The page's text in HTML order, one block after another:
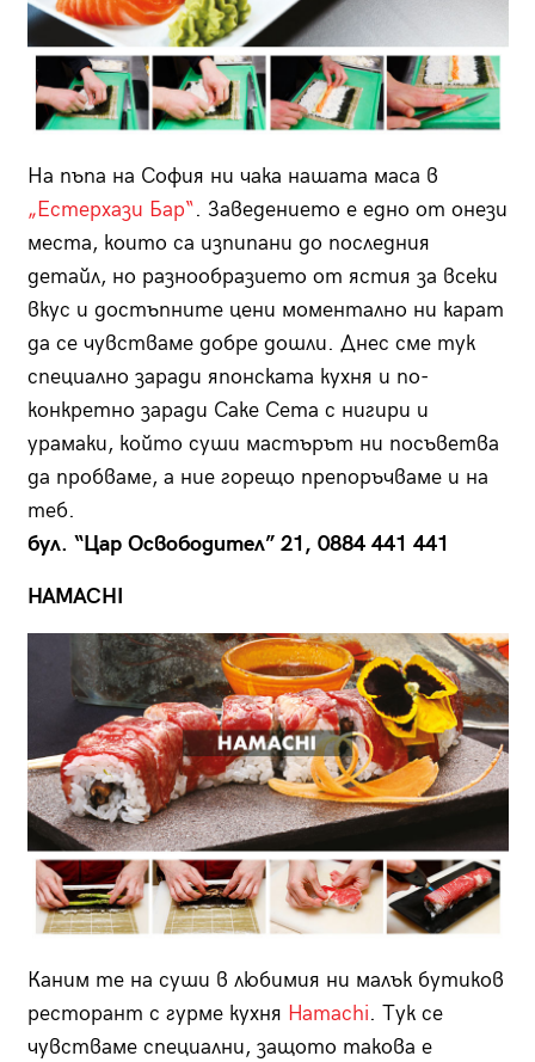
На пъпа на София ни чака нашата маса в
„Естерхази Бар“. Заведението е едно от онези
места, които са изпипани до последния
детайл, но разнообразието от ястия за всеки
вкус и достъпните цени моментално ни карат
да се чувстваме добре дошли. Днес сме тук
специално заради японската кухня и по-
конкретно заради Саке Сета с нигири и
урамаки, който суши мастърът ни посъветва
да пробваме, а ние горещо препоръчваме и на
теб.
бул. “Цар Освободител” 21, 0884 441 441
HAMACHI
Каним те на суши в любимия ни малък бутиков
ресторант с гурме кухня Hamachi. Тук се
чувстваме специални, защото такова е